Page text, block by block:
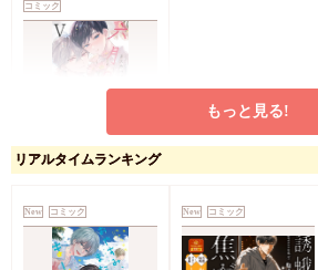
コミック
六月の七星（5）
カスカベアキラ
カートに入れる
もっと見る!
リアルタイムランキング
New コミック New コミック